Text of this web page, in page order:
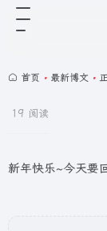
首页 • 最新博文 •
19 阅读
新年快乐~今天要